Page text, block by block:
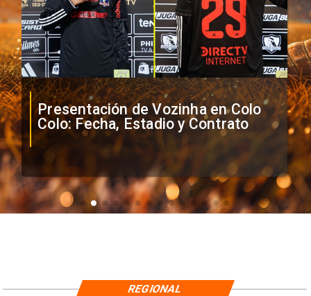
Presentación de Vozinha en Colo
Colo: Fecha, Estadio y Contrato
REGIONAL